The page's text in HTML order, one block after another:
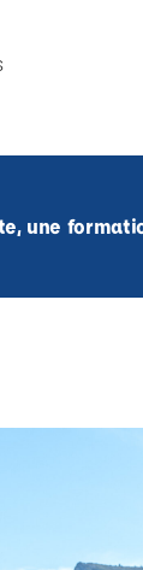
une